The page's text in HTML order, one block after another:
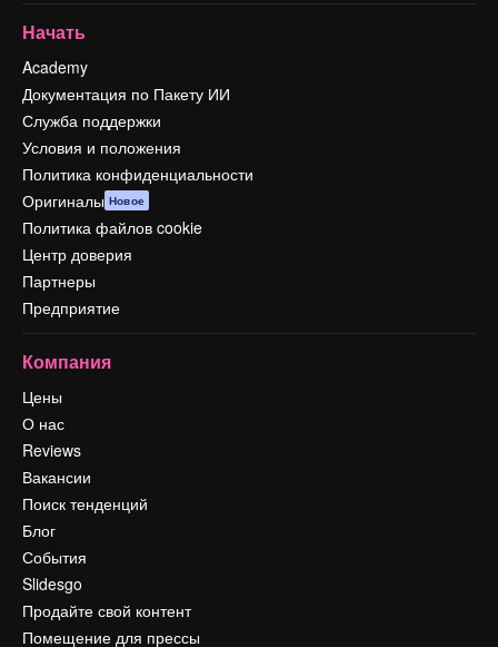
Начать
Academy
Документация по Пакету ИИ
Служба поддержки
Условия и положения
Политика конфиденциальности
Оригиналы Новое
Политика файлов cookie
Центр доверия
Партнеры
Предприятие
Компания
Цены
О нас
Reviews
Вакансии
Поиск тенденций
Блог
События
Slidesgo
Продайте свой контент
Помещение для прессы